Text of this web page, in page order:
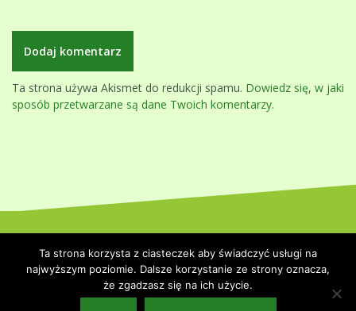
Ta strona używa Akismet do redukcji spamu. Dowiedz się, w jaki
sposób przetwarzane są dane Twoich komentarzy.
Themeisle.
Strona główna
Polityka prywatności
Ta strona korzysta z ciasteczek aby świadczyć usługi na
najwyższym poziomie. Dalsze korzystanie ze strony oznacza,
że zgadzasz się na ich użycie.